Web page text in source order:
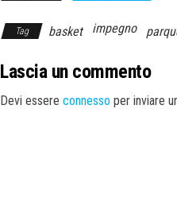
Tag basket impegno
Lascia un commento
Devi essere connesso per inviare